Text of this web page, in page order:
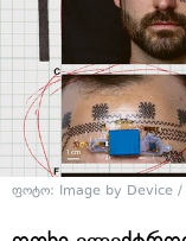
ფოტო: Image by Device /